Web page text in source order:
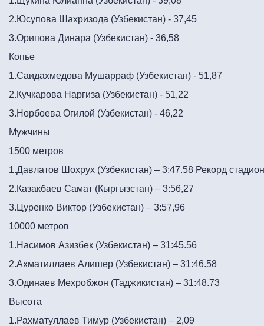
2.Юсупова Шахризода (Узбекистан) - 37,45
3.Орипова Динара (Узбекистан) - 36,58
Копье
1.Саидахмедова Мушарраф (Узбекистан) - 51,87
2.Кучкарова Наргиза (Узбекистан) - 51,22
3.Норбоева Огилой (Узбекистан) - 46,22
Мужчины
1500 метров
1.Давлатов Шохрух (Узбекистан) – 3:47.58 Рекорд
2.Казакбаев Самат (Кыргызстан) – 3:56,27
3.Цуренко Виктор (Узбекистан) – 3:57,96
10000 метров
1.Насимов Азизбек (Узбекистан) – 31:45.56
2.Ахматиллаев Алишер (Узбекистан) – 31:46.58
3.Одинаев Мехробжон (Таджикистан) – 31:48.73
Высота
1.Рахматуллаев Тимур (Узбекистан) – 2,09